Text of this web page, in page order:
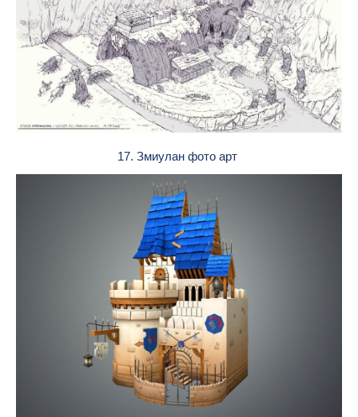
17. Змиулан фото арт